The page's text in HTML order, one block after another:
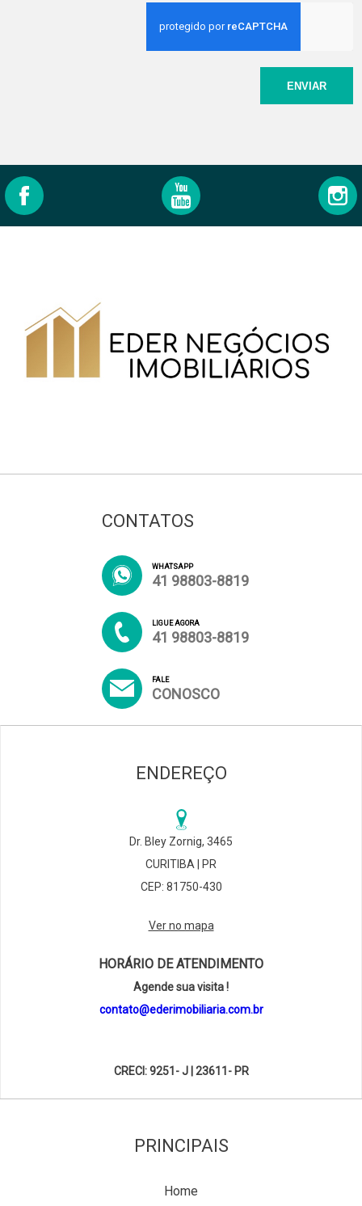
ENVIAR
CONTATOS
WHATSAPP
41 98803-8819
LIGUE AGORA
41 98803-8819
FALE
CONOSCO
ENDEREÇO
Dr. Bley Zornig, 3465
CURITIBA | PR
CEP: 81750-430
Ver no mapa
HORÁRIO DE ATENDIMENTO
Agende sua visita !
contato@ederimobiliaria.com.br
CRECI: 9251- J | 23611- PR
PRINCIPAIS
Home